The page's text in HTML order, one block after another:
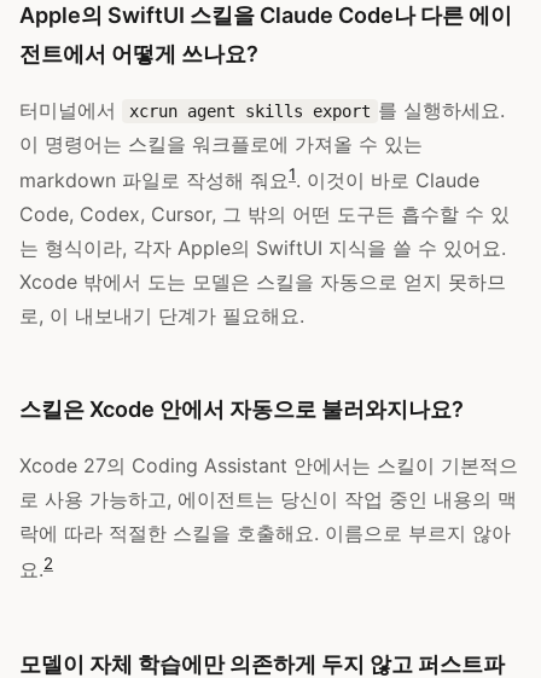
Apple의 SwiftUI 스킬을 Claude Code나 다른 에이
전트에서 어떻게 쓰나요?
터미널에서 xcrun agent skills export 를 실행하세요.
이 명령어는 스킬을 워크플로에 가져올 수 있는
markdown 파일로 작성해 줘요1. 이것이 바로 Claude
Code, Codex, Cursor, 그 밖의 어떤 도구든 흡수할 수 있
는 형식이라, 각자 Apple의 SwiftUI 지식을 쓸 수 있어요.
Xcode 밖에서 도는 모델은 스킬을 자동으로 얻지 못하므
로, 이 내보내기 단계가 필요해요.
스킬은 Xcode 안에서 자동으로 불러와지나요?
Xcode 27의 Coding Assistant 안에서는 스킬이 기본적으
로 사용 가능하고, 에이전트는 당신이 작업 중인 내용의 맥
락에 따라 적절한 스킬을 호출해요. 이름으로 부르지 않아
요.2
모델이 자체 학습에만 의존하게 두지 않고 퍼스트파